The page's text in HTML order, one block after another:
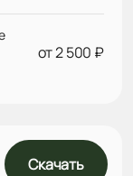
от 2 500 ₽
Скачать